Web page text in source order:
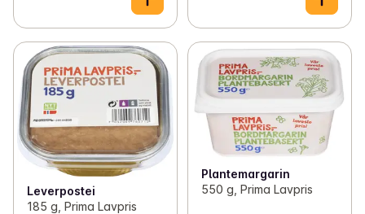
Leverpostei
185 g, Prima Lavpris
Plantemargarin
550 g, Prima Lavpris